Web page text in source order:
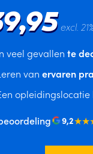
excl.
veel gevallen te
van ervaren
opleidingslocatie
9,2